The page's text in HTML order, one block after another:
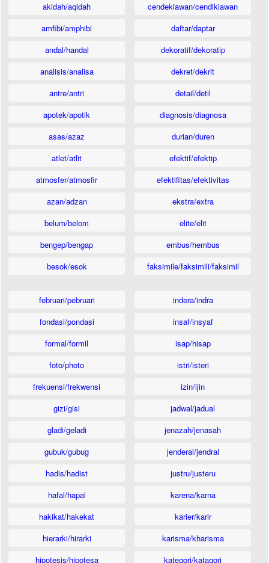
akidah/aqidah
amfibi/amphibi
andal/handal
analisis/analisa
antre/antri
apotek/apotik
asas/azaz
atlet/atlit
atmosfer/atmosfir
azan/adzan
belum/belom
bengep/bengap
besok/esok
cendekiawan/cendikiawan
daftar/daptar
dekoratif/dekoratip
dekret/dekrit
detail/detil
diagnosis/diagnosa
durian/duren
efektif/efektip
efektifitas/efektivitas
ekstra/extra
elite/elit
embus/hembus
faksimile/faksimili/faksimil
februari/pebruari
fondasi/pondasi
formal/formil
foto/photo
frekuensi/frekwensi
gizi/gisi
gladi/geladi
gubuk/gubug
hadis/hadist
hafal/hapal
hakikat/hakekat
hierarki/hirarki
hipotesis/hipotesa
indera/indra
insaf/insyaf
isap/hisap
istri/isteri
izin/ijin
jadwal/jadual
jenazah/jenasah
jenderal/jendral
justru/justeru
karena/karna
karier/karir
karisma/kharisma
kategori/katagori